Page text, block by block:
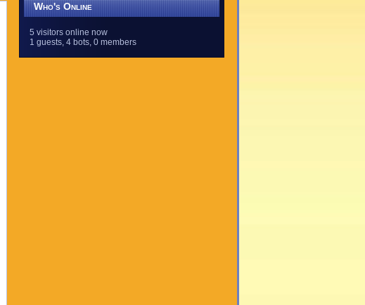
Who's Online
5 visitors online now
1 guests, 4 bots, 0 members